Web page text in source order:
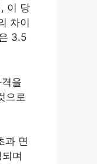
이 당
차이
3.5
을
으로
과 면
며